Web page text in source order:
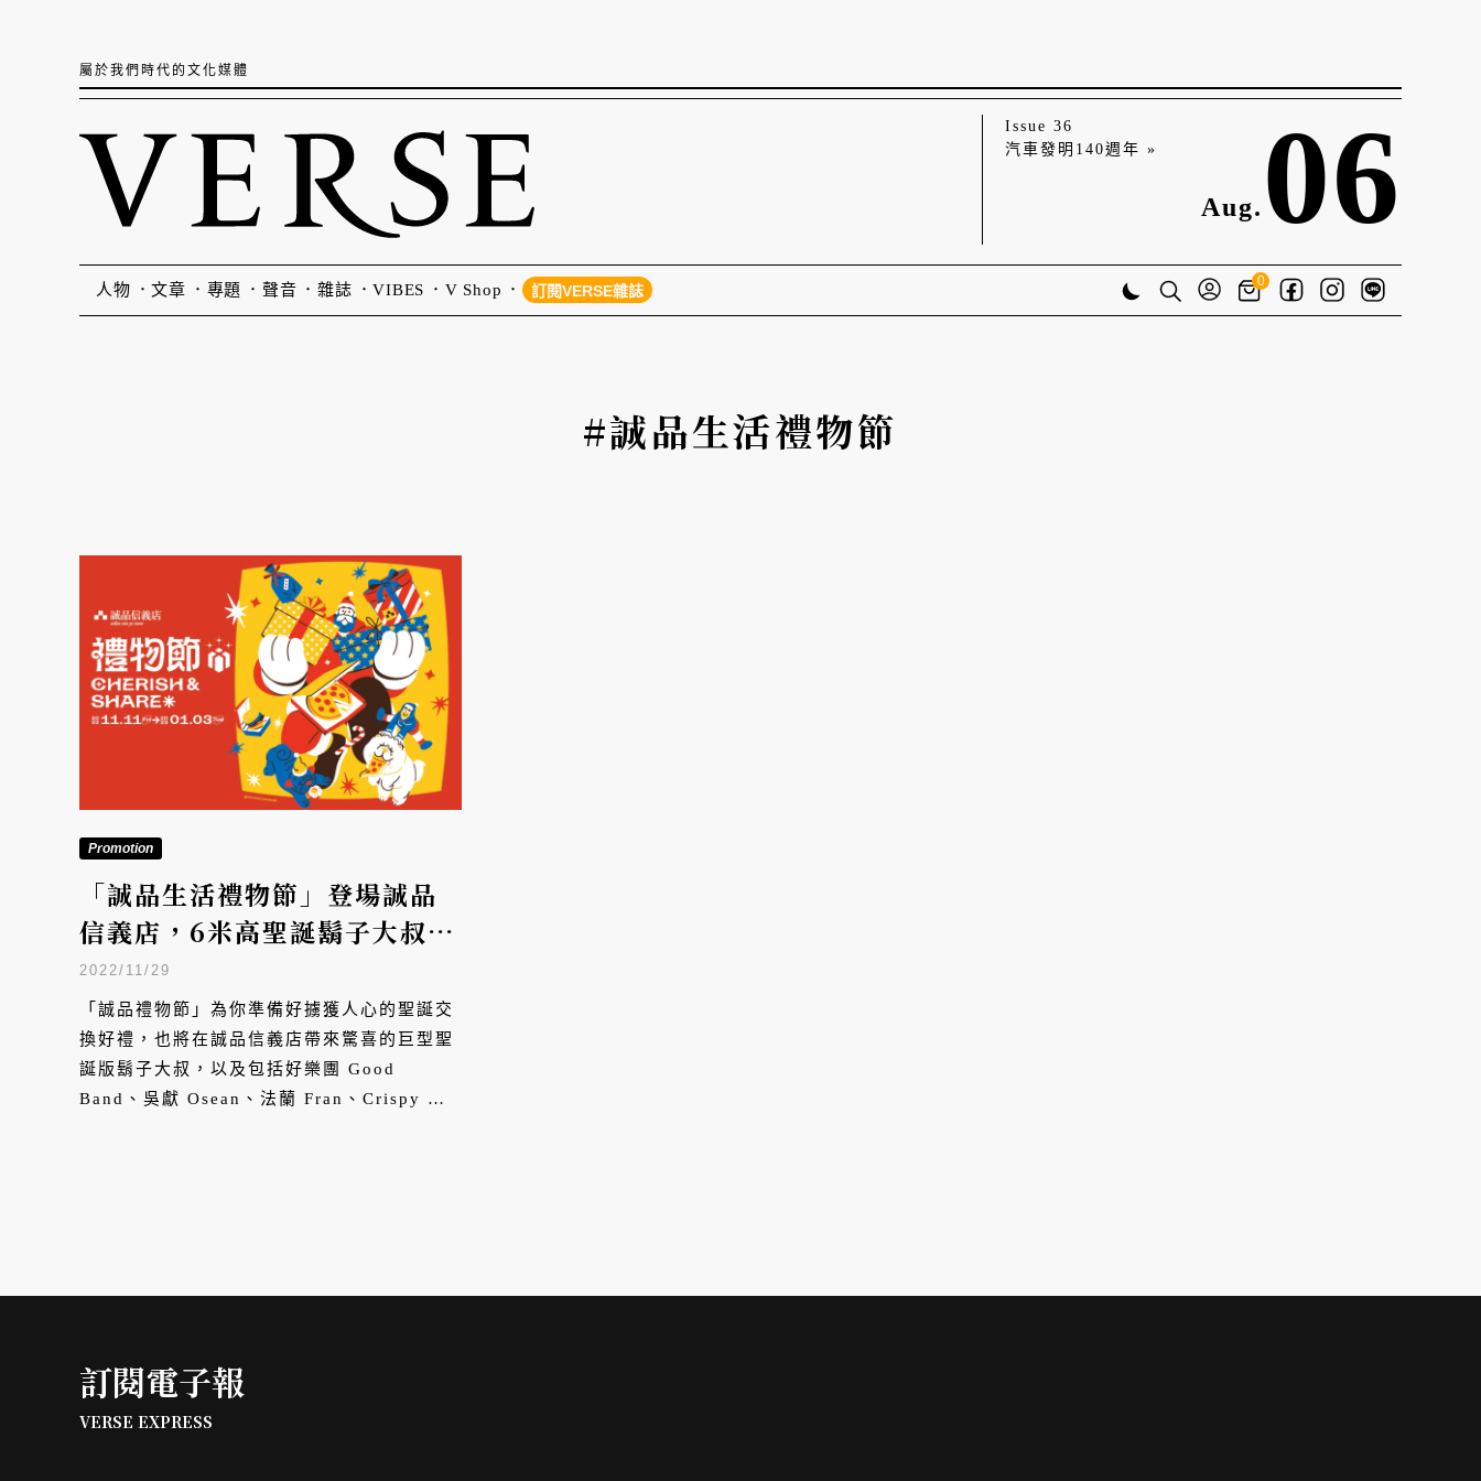
屬於我們時代的文化媒體
Issue 36
汽車發明140週年 »
Aug. 06
人物 文章 專題 聲音 雜誌 VIBES V Shop 訂閱VERSE雜誌
0
#誠品生活禮物節
Promotion
「誠品生活禮物節」登場誠品
信義店，6米高聖誕鬍子大叔還
有11組音樂人輪番獻唱！
2022/11/29
「誠品禮物節」為你準備好擄獲人心的聖誕交
換好禮，也將在誠品信義店帶來驚喜的巨型聖
誕版鬍子大叔，以及包括好樂團 Good
Band、吳獻 Osean、法蘭 Fran、Crispy 脆
訂閱電子報
VERSE EXPRESS